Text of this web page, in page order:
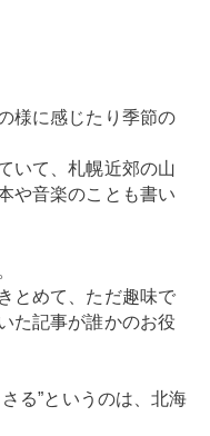
様に感じたり季節の
いて、札幌近郊の山
や音楽のことも書い
とめて、ただ趣味で
た記事が誰かのお役
る”というのは、北海